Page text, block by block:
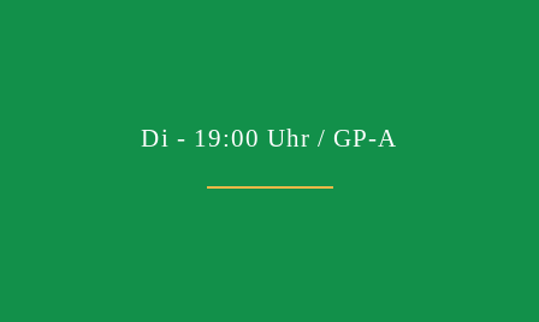
Di - 19:00 Uhr / GP-A